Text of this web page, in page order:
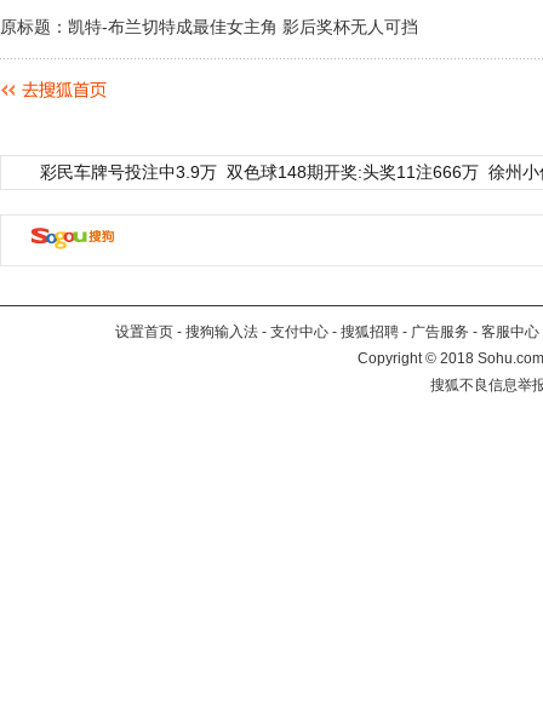
原标题：凯特-布兰切特成最佳女主角 影后奖杯无人可挡
彩民车牌号投注中3.9万 双色球148期开奖:头奖11注666万 徐州
设置首页 - 搜狗输入法 - 支付中心 - 搜狐招聘 - 广告服务 - 客服中心
Copyright©2018
搜狐不良信息举